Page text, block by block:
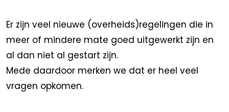
Er zijn veel nieuwe (overheids)regelingen die in
meer of mindere mate goed uitgewerkt zijn en
al dan niet al gestart zijn.
Mede daardoor merken we dat er heel veel
vragen opkomen.